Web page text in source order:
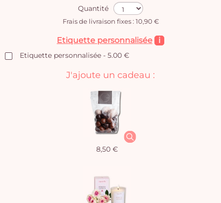
Quantité
Frais de livraison fixes : 10,90 €
Etiquette personnalisée i
Etiquette personnalisée - 5.00 €
J'ajoute un cadeau :
8,50 €